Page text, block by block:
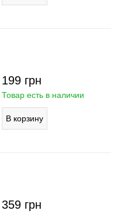
199 грн
Товар есть в наличии
359 грн